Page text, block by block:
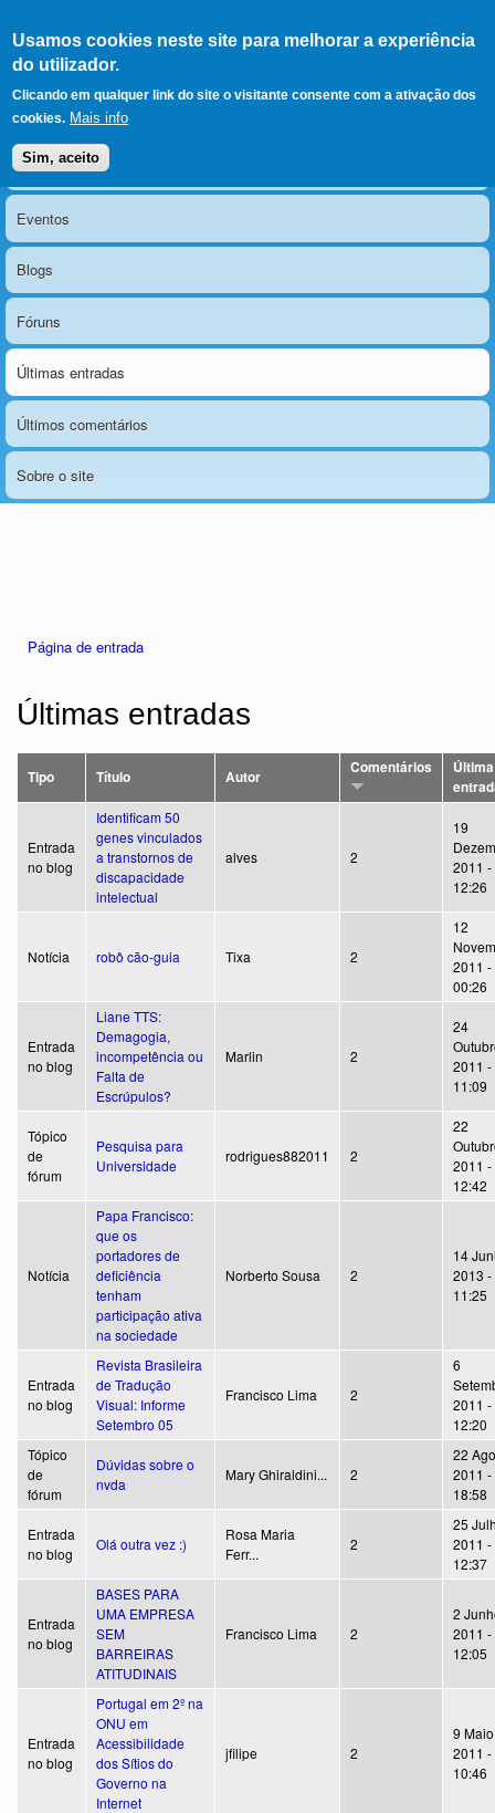
Usamos cookies neste site para melhorar a experiência
do utilizador.
Clicando em qualquer link do site o visitante consente com a ativação dos
cookies. Mais info
Sim, aceito
LERPARAVER , ir para a
página principal
O portal da visão diferente
Menu principal
Notícias
Eventos
Blogs
Fóruns
Últimas entradas
Últimos comentários
Sobre o site
Página de entrada
Últimas entradas
Tipo Título Autor
Comentários
Última
Entrada
no blog
Identificam 50
genes vinculados
a transtornos de
discapacidade
intelectual
alves 2
19
2011 -
12:26
Notícia robô cão-guia Tixa 2
12
2011 -
00:26
Entrada
no blog
Liane TTS:
Demagogia,
incompetência ou
Falta de
Escrúpulos?
Marlin 2
24
2011 -
11:09
Tópico
de
fórum
Pesquisa para
Universidade
rodrigues882011 2
22
2011 -
12:42
Notícia
Papa Francisco:
que os
portadores de
deficiência
tenham
participação ativa
na sociedade
Norberto Sousa 2
14
2013 -
11:25
Entrada
no blog
Revista Brasileira
de Tradução
Visual: Informe
Setembro 05
Francisco Lima 2
6
2011 -
12:20
Tópico
de
fórum
Dúvidas sobre o
nvda
Mary Ghiraldini... 2
22
2011 -
18:58
Entrada
no blog
Olá outra vez :)
Rosa Maria
Ferr...
2
25
2011 -
12:37
Entrada
no blog
BASES PARA
UMA EMPRESA
SEM
BARREIRAS
ATITUDINAIS
Francisco Lima 2
2
2011 -
12:05
Entrada
no blog
Portugal em 2º na
ONU em
Acessibilidade
dos Sítios do
Governo na
Internet
jfilipe 2
9
2011 -
10:46